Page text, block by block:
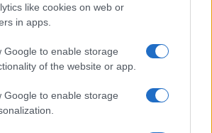
like cookies on web or
in apps.
Google to enable storage
of the website or app.
Google to enable storage
Novice